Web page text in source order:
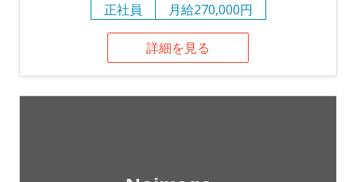
正社員
月給270,000円
詳細を見る